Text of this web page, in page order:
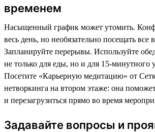
временем
Насыщенный график может утомить.
весь день, но необязательно посещать все
Запланируйте перерывы. Используйте
не только для еды, но и для 15-минутного
Посетите «Карьерную медитацию» от
нетворкинга на втором этаже: она
и перезагрузиться прямо во время
Задавайте вопросы и